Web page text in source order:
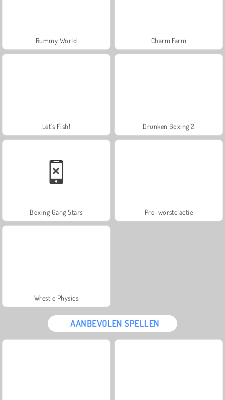
Rummy World Charm Farm
Let's Fish! Drunken Boxing 2
Boxing Gang Stars Pro-worstelactie
Wrestle Physics
AANBEVOLEN SPELLEN